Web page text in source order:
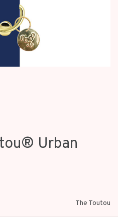
Urban
The Toutou